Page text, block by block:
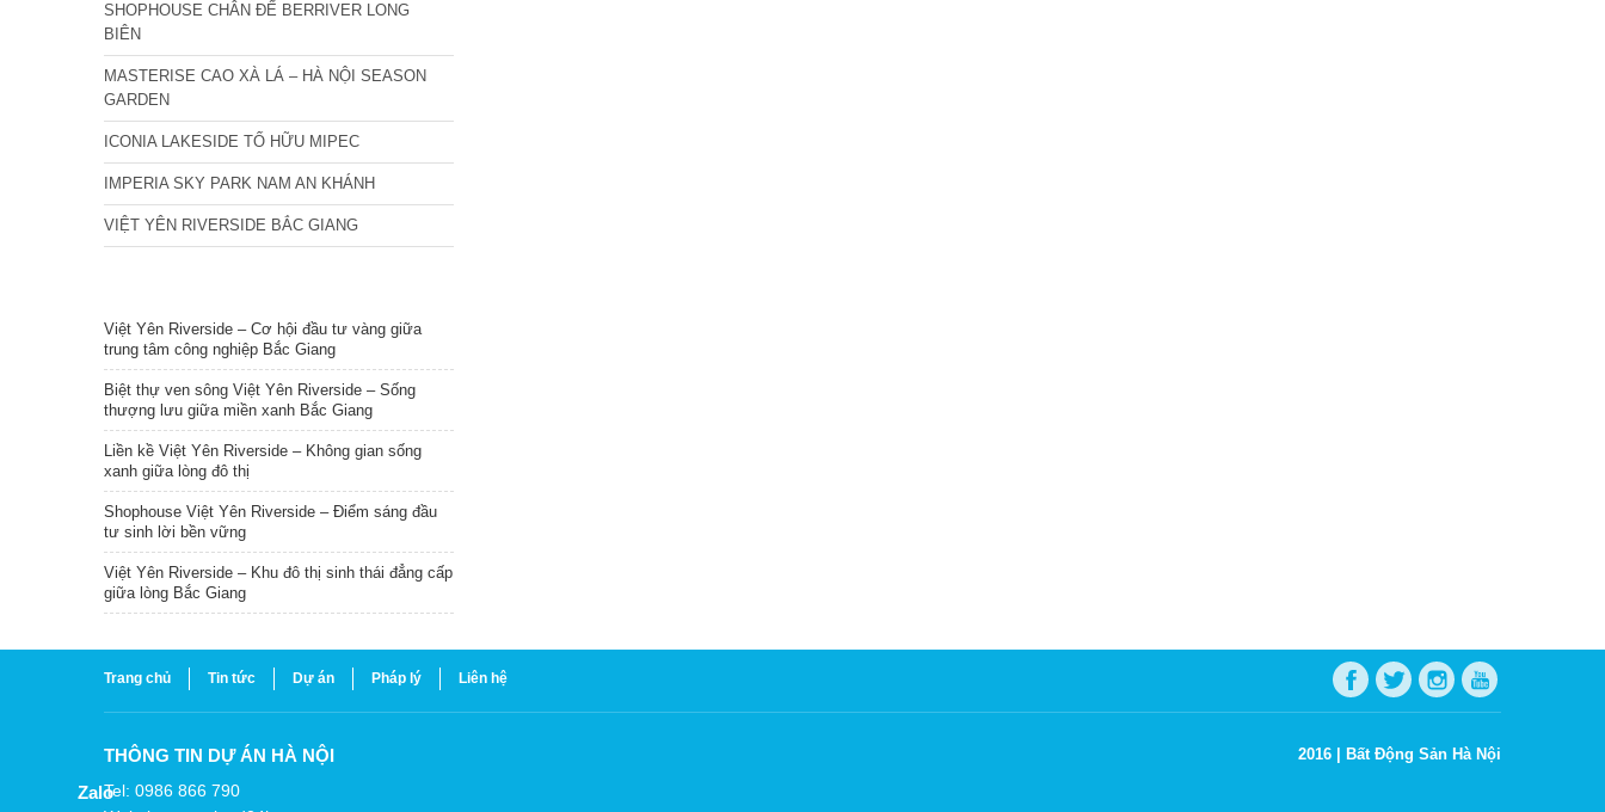
SHOPHOUSE CHÂN ĐẾ BERRIVER LONG
BIÊN
MASTERISE CAO XÀ LÁ – HÀ NỘI SEASON
GARDEN
ICONIA LAKESIDE TỐ HỮU MIPEC
IMPERIA SKY PARK NAM AN KHÁNH
VIỆT YÊN RIVERSIDE BẮC GIANG
Việt Yên Riverside – Cơ hội đầu tư vàng giữa
trung tâm công nghiệp Bắc Giang
Biệt thự ven sông Việt Yên Riverside – Sống
thượng lưu giữa miền xanh Bắc Giang
Liền kề Việt Yên Riverside – Không gian sống
xanh giữa lòng đô thị
Shophouse Việt Yên Riverside – Điểm sáng đầu
tư sinh lời bền vững
Việt Yên Riverside – Khu đô thị sinh thái đẳng cấp
giữa lòng Bắc Giang
Trang chủ Tin tức Dự án Pháp lý Liên hệ
THÔNG TIN DỰ ÁN HÀ NỘI
Tel: 0986 866 790
2016 | Bất Động Sản Hà Nội
Zalo